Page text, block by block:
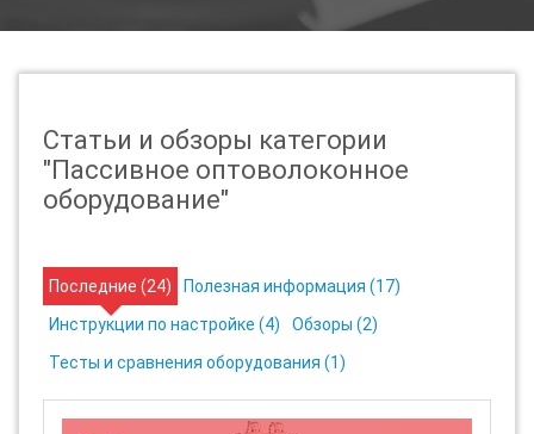
Статьи и обзоры категории
"Пассивное оптоволоконное
оборудование"
Последние (24) Полезная информация (17)
Инструкции по настройке (4) Обзоры (2)
Тесты и сравнения оборудования (1)